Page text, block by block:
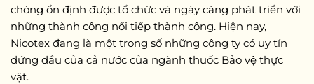
chóng ổn định được tổ chức và ngày càng phát triển với
những thành công nối tiếp thành công. Hiện nay,
Nicotex đang là một trong số những công ty có uy tín
đứng đầu của cả nước của ngành thuốc Bảo vệ thực
vật.